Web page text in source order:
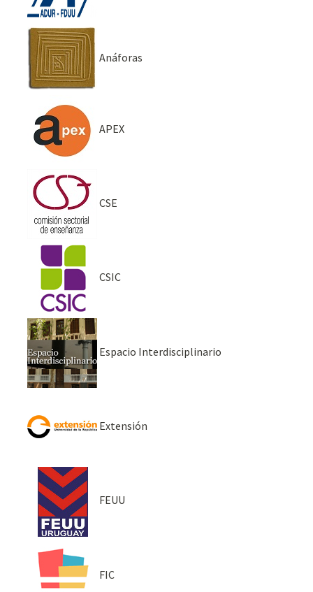
Anáforas
APEX
CSE
CSIC
Espacio Interdisciplinario
Extensión
FEUU
FIC